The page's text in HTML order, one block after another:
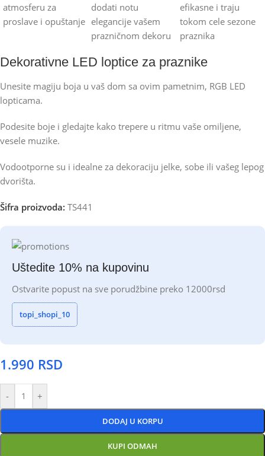
Dekorativne LED loptice za praznike
Unesite magiju boja u vaš dom sa ovim pametnim, RGB LED
lopticama.
Podesite boje i gledajte kako trepere u ritmu vaše omiljene,
vesele muzike.
Vodootporne su i idealne za dekoraciju jelke, sobe ili vašeg lepog
dvorišta.
Šifra proizvoda: TS441
Uštedite 10% na kupovinu
Ostvarite popust na sve porudžbine preko 12000rsd
topi_shopi_10
1.990 RSD
- +
DODAJ U KORPU
KUPI ODMAH